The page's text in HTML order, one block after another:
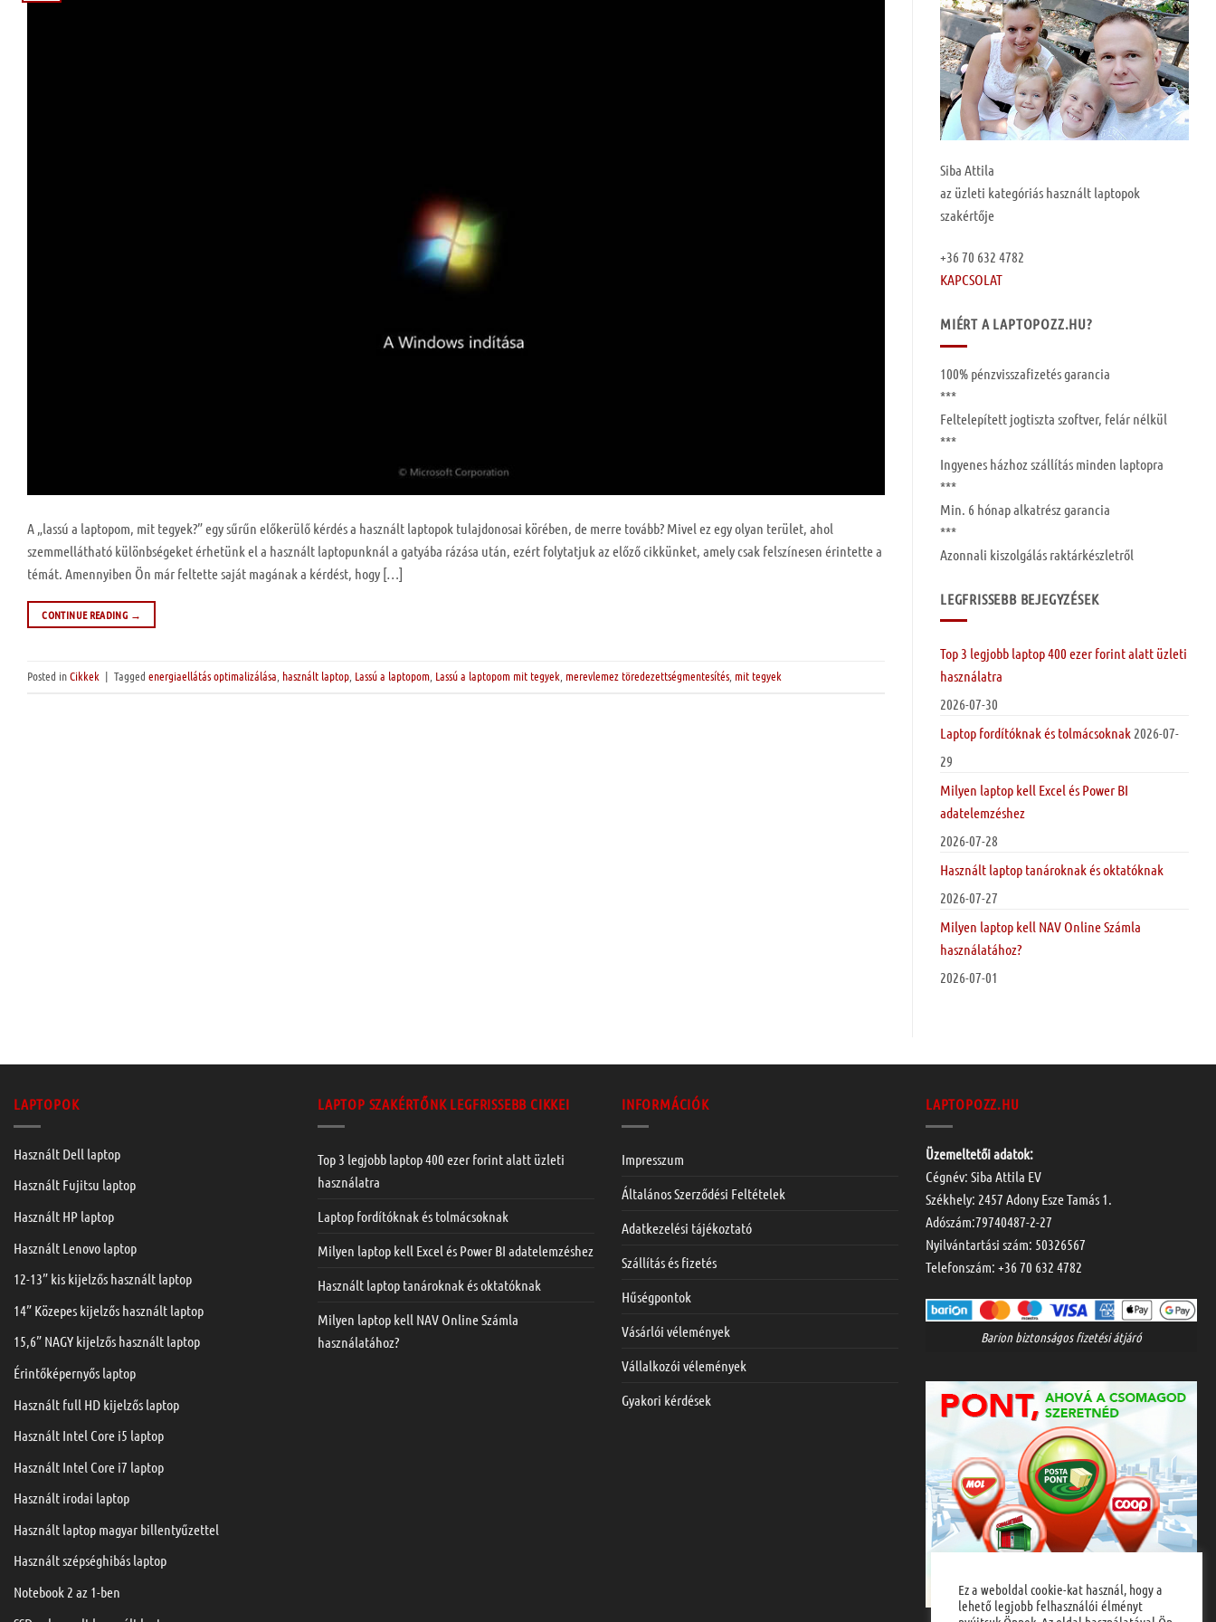
A „lassú a laptopom, mit tegyek?” egy sűrűn előkerülő kérdés a használt laptopok tulajdonosai körében, de merre tovább? Mivel ez egy olyan terület, ahol
szemmellátható különbségeket érhetünk el a használt laptopunknál a gatyába rázása után, ezért folytatjuk az előző cikkünket, amely csak felszínesen érintette a
témát. Amennyiben Ön már feltette saját magának a kérdést, hogy […]
CONTINUE READING →
Posted inCikkek | Tagged energiaellátás optimalizálása, használt laptop, Lassú a laptopom, Lassú a laptopom mit tegyek, merevlemez töredezettségmentesítés, mit tegyek
Siba Attila
az üzleti kategóriás használt laptopok
szakértője
+36 70 632 4782
KAPCSOLAT
MIÉRT A LAPTOPOZZ.HU?
100% pénzvisszafizetés garancia
***
Feltelepített jogtiszta szoftver, felár nélkül
***
Ingyenes házhoz szállítás minden laptopra
***
Min. 6 hónapalkatrész garancia
***
Azonnali kiszolgálás raktárkészletről
LEGFRISSEBB BEJEGYZÉSEK
Top 3 legjobb laptop 400 ezer forint alatt üzleti
használatra
2026-07-30
Laptop fordítóknak és tolmácsoknak 2026-07-
29
Milyen laptop kell Excel és Power BI
adatelemzéshez
2026-07-28
Használt laptop tanároknak és oktatóknak
2026-07-27
Milyen laptop kell NAV Online Számla
használatához?
2026-07-01
LAPTOPOK
Használt Dell laptop
Használt Fujitsu laptop
Használt HP laptop
Használt Lenovo laptop
12-13” kis kijelzős használt laptop
14” Közepes kijelzős használt laptop
15,6” NAGY kijelzős használt laptop
Érintőképernyős laptop
Használt full HD kijelzős laptop
Használt Intel Core i5 laptop
Használt Intel Core i7 laptop
Használt irodai laptop
Használt laptop magyar billentyűzettel
Használt szépséghibás laptop
Notebook 2 az 1-ben
LAPTOP SZAKÉRTŐNK LEGFRISSEBB CIKKEI
Top 3 legjobb laptop 400 ezer forint alatt üzleti
használatra
Laptop fordítóknak és tolmácsoknak
Milyen laptop kell Excel és Power BI adatelemzéshez
Használt laptop tanároknak és oktatóknak
Milyen laptop kell NAV Online Számla
használatához?
INFORMÁCIÓK
Impresszum
Általános Szerződési Feltételek
Adatkezelési tájékoztató
Szállítás és fizetés
Hűségpontok
Vásárlói vélemények
Vállalkozói vélemények
Gyakori kérdések
LAPTOPOZZ.HU
Üzemeltetői adatok:
Cégnév: Siba Attila EV
Székhely: 2457 Adony Esze Tamás 1.
Adószám:79740487-2-27
Nyilvántartási szám: 50326567
Telefonszám: +36 70 632 4782
Barion biztonságos fizetési átjáró
Ez a weboldal cookie-kat használ, hogy a
lehető legjobb felhasználói élményt